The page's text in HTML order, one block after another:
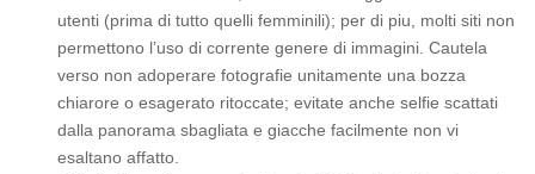
utenti (prima di tutto quelli femminili); per di piu, molti siti non
permettono l’uso di corrente genere di immagini. Cautela
verso non adoperare fotografie unitamente una bozza
chiarore o esagerato ritoccate; evitate anche selfie scattati
dalla panorama sbagliata e giacche facilmente non vi
esaltano affatto.